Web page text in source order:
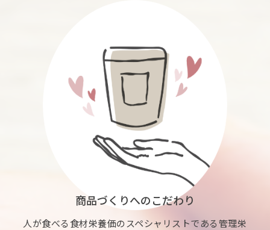
商品づくりへのこだわり
人が食べる食材栄養価のスペシャリストである管理栄